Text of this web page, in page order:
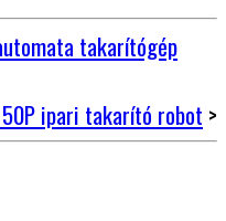
takarítógép
50P ipari takarító robot >